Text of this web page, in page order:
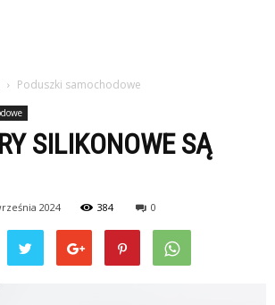
Poduszki samochodowe
SILIKONOWE SĄ
2024 384 0